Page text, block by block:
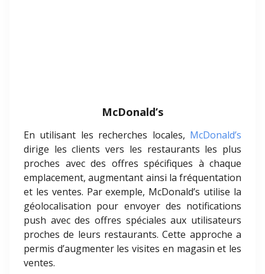
McDonald’s
En utilisant les recherches locales, McDonald’s
dirige les clients vers les restaurants les plus
proches avec des offres spécifiques à chaque
emplacement, augmentant ainsi la fréquentation
et les ventes. Par exemple, McDonald’s utilise la
géolocalisation pour envoyer des notifications
push avec des offres spéciales aux utilisateurs
proches de leurs restaurants. Cette approche a
permis d’augmenter les visites en magasin et les
ventes.